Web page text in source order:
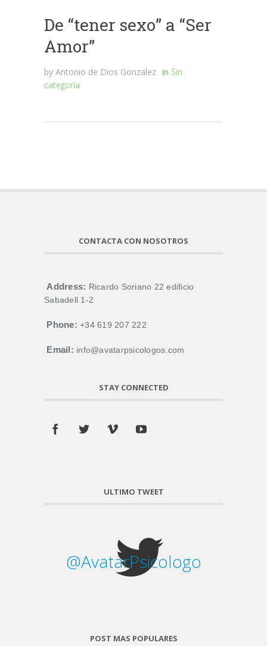
De “tener sexo” a “Ser
Amor”
by Antonio de Dios Gonzalez in Sin
categoría
CONTACTA CON NOSOTROS
Address: Ricardo Soriano 22 edificio
Sabadell 1-2
Phone: +34 619 207 222
Email: info@avatarpsicologos.com
STAY CONNECTED
ULTIMO TWEET
@AvatarPsicologo
POST MAS POPULARES